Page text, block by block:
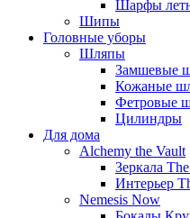
Шарфы
Шипы
Головные уборы
Шляпы
Замшевые
Кожаные
Фетровые
Цилиндры
Для дома
Alchemy the Vault
Зеркала
Интерьер
Nemesis Now